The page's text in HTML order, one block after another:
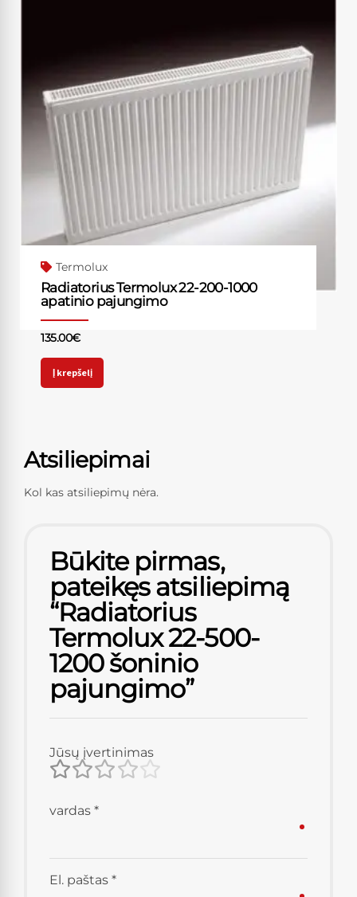
Termolux
Radiatorius Termolux 22-200-1000
apatinio pajungimo
135.00€
Į krepšelį
Atsiliepimai
Kol kas atsiliepimų nėra.
Būkite pirmas,
pateikęs atsiliepimą
“Radiatorius
Termolux 22-500-
1200 šoninio
pajungimo”
Jūsų įvertinimas
vardas *
El. paštas *